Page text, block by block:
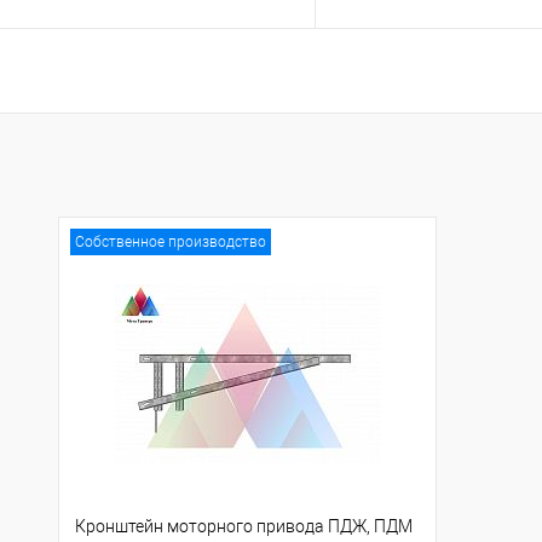
Собственное производство
Кронштейн моторного привода ПДЖ, ПДМ